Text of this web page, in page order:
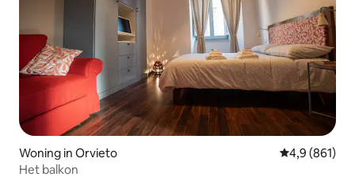
Woning in Orvieto Gemiddelde
4,9 (861)
Het balkon